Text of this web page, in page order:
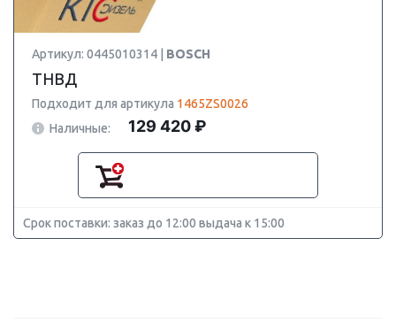
Артикул: 0445010314 | BOSCH
ТНВД
Подходит для артикула 1465ZS0026
Наличные:
129 420 ₽
Срок поставки: заказ до 12:00 выдача к 15:00